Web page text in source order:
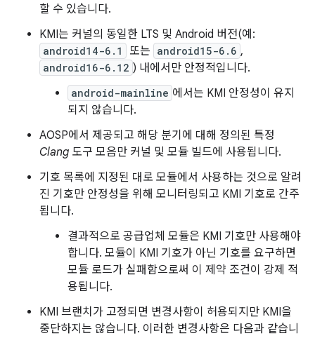
할 수 있습니다.
KMI는 커널의 동일한 LTS 및 Android 버전(예:
android14-6.1 또는 android15-6.6 ,
android16-6.12 ) 내에서만 안정적입니다.
android-mainline 에서는 KMI 안정성이 유지
되지 않습니다.
AOSP에서 제공되고 해당 분기에 대해 정의된 특정
Clang 도구 모음만 커널 및 모듈 빌드에 사용됩니다.
기호 목록에 지정된 대로 모듈에서 사용하는 것으로 알려
진 기호만 안정성을 위해 모니터링되고 KMI 기호로 간주
됩니다.
결과적으로 공급업체 모듈은 KMI 기호만 사용해야
합니다. 모듈이 KMI 기호가 아닌 기호를 요구하면
모듈 로드가 실패함으로써 이 제약 조건이 강제 적
용됩니다.
KMI 브랜치가 고정되면 변경사항이 허용되지만 KMI을
중단하지는 않습니다. 이러한 변경사항은 다음과 같습니